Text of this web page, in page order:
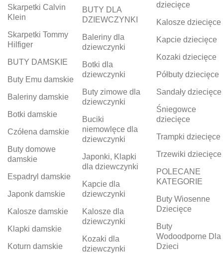
Skarpetki Calvin
Klein
Skarpetki Tommy
Hilfiger
BUTY DAMSKIE
Buty Emu damskie
Baleriny damskie
Botki damskie
Czółena damskie
Buty domowe
damskie
Espadryl damskie
Japonk damskie
Kalosze damskie
Klapki damskie
Koturn damskie
BUTY DLA
DZIEWCZYNKI
Baleriny dla
dziewczynki
Botki dla
dziewczynki
Buty zimowe dla
dziewczynki
Buciki
niemowlęce dla
dziewczynki
Japonki, Klapki
dla dziewczynki
Kapcie dla
dziewczynki
Kalosze dla
dziewczynki
Kozaki dla
dziewczynki
dziecięce
Kalosze dziecięce
Kapcie dziecięce
Kozaki dziecięce
Półbuty dziecięce
Sandały dziecięce
Śniegowce
dziecięce
Trampki dziecięce
Trzewiki dziecięce
POLECANE
KATEGORIE
Buty Wiosenne
Dziecięce
Buty
Wodoodporne Dla
Dzieci